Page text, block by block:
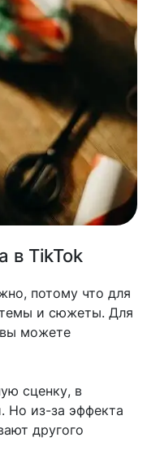
в TikTok
потому что для
и сюжеты. Для
можете
сценку, в
Но из-за эффекта
другого